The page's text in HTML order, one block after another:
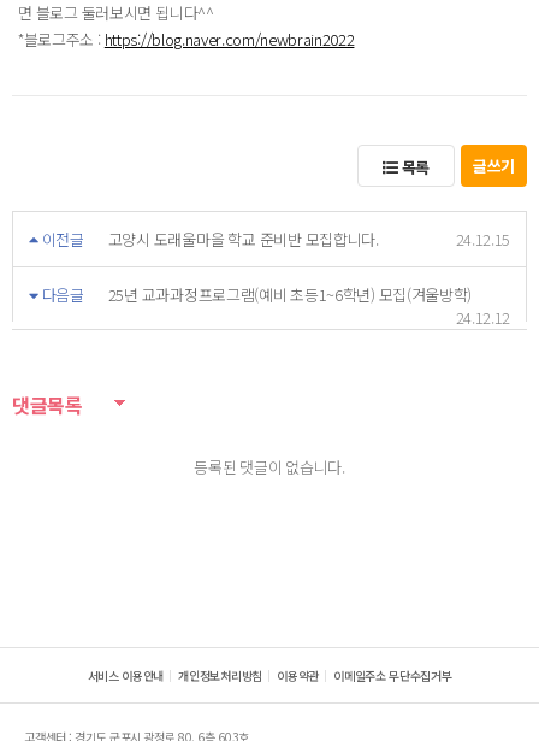
면 블로그 둘러보시면 됩니다^^
*블로그주소 : https://blog.naver.com/newbrain2022
목록 글쓰기
이전글 고양시 도래울마을 학교 준비반 모집합니다. 24.12.15
다음글
25년 교과과정프로그램(예비 초등1~6학년) 모집(겨울방학)
24.12.12
댓글목록
등록된 댓글이 없습니다.
서비스 이용안내 개인정보처리방침 이용약관 이메일주소 무단수집거부
고객센터 : 경기도 군포시 광정로 80, 6층 603호